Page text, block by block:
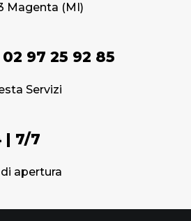
Magenta (MI)
02 97 25 92 85
Servizi
| 7/7
apertura